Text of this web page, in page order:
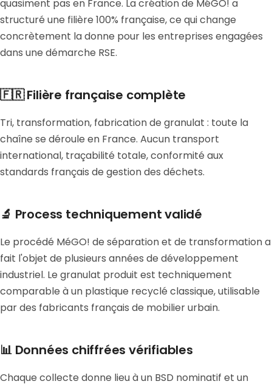
quasiment pas en France. La création de MéGO! a
structuré une filière 100% française, ce qui change
concrètement la donne pour les entreprises engagées
dans une démarche RSE.
🇫🇷 Filière française complète
Tri, transformation, fabrication de granulat : toute la
chaîne se déroule en France. Aucun transport
international, traçabilité totale, conformité aux
standards français de gestion des déchets.
🔬 Process techniquement validé
Le procédé MéGO! de séparation et de transformation a
fait l'objet de plusieurs années de développement
industriel. Le granulat produit est techniquement
comparable à un plastique recyclé classique, utilisable
par des fabricants français de mobilier urbain.
📊 Données chiffrées vérifiables
Chaque collecte donne lieu à un BSD nominatif et un